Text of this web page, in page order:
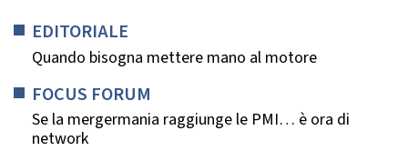
EDITORIALE
Quando bisogna mettere mano al motore
FOCUS FORUM
Se la mergermania raggiunge le PMI… è ora di
network